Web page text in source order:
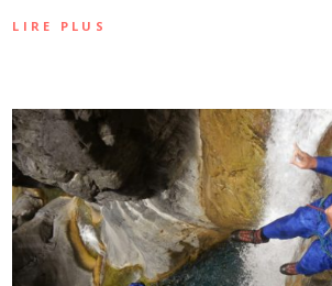
LIRE PLUS